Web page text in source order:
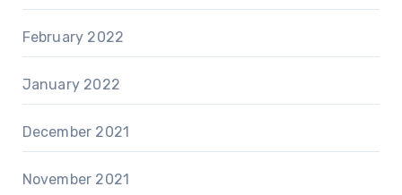
February 2022
January 2022
December 2021
November 2021